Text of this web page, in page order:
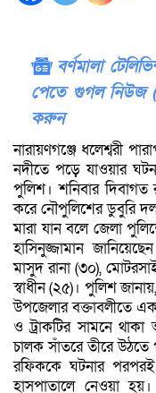
বর্ণমালা
পেতে গুগল নিউজ
করুন
নারায়ণগঞ্জে ধলেশ্বরী
নদীতে পড়ে যাওয়ার
পুলিশ। ‎শনিবার দিবাগত
করে নৌপুলিশের ডুবুরি
মারা যান বলে জেলা
হাসিনুজ্জামান
মাসুদ রানা (৩০),
স্বাধীন (২৫)। ‎পুলিশ
উপজেলার বক্তাবলীতে
ও ট্রাকটির সামনে
চালক সাঁতরে তীরে
রফিককে ঘটনার পরপরই
হাসপাতালে নেওয়া